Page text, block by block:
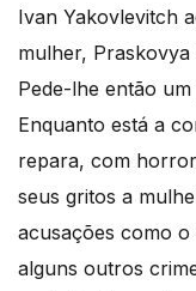
Ivan Yakovlevitch
mulher,
Pede-lhe então
Enquanto está a
repara, com
seus gritos a
acusações como
alguns outros